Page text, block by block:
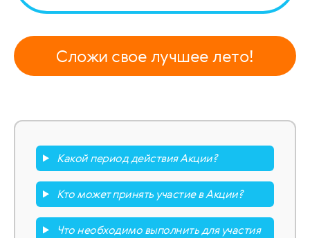
Сложи свое лучшее лето!
Какой период действия Акции?
Кто может принять участие в Акции?
Что необходимо выполнить для участия